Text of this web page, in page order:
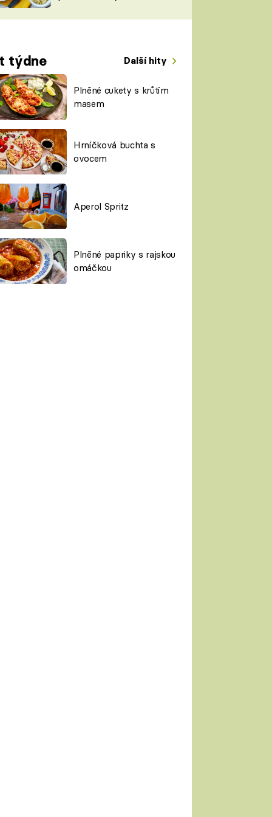
týdne Další hity
Plněné cukety s krůtím
masem
Hrníčková buchta s
ovocem
Aperol Spritz
Plněné papriky s rajskou
omáčkou